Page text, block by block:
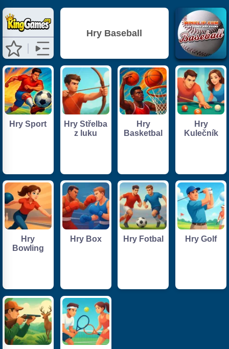
Hry Baseball
Hry Sport
Hry Střelba
z luku
Hry
Basketbal
Hry
Kulečník
Hry
Bowling
Hry Box Hry Fotbal Hry Golf